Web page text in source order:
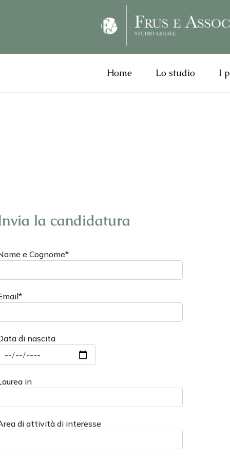
Home Lo studio I
la candidatura
e Cognome*
di nascita
in
di attività di interesse